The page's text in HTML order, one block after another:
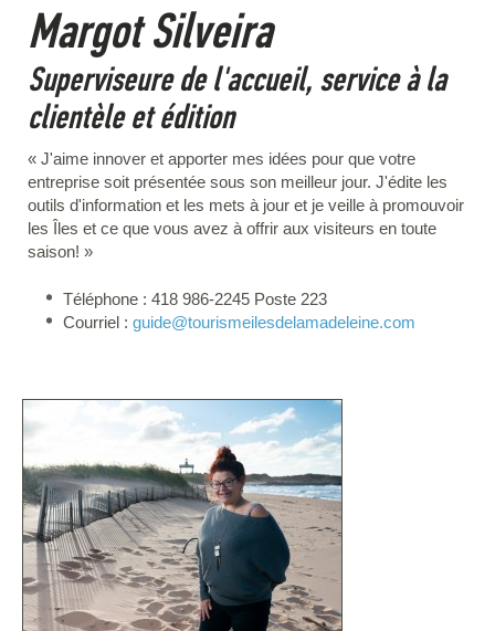
Margot Silveira
Superviseure de l'accueil, service à la
clientèle et édition
« J'aime innover et apporter mes idées pour que votre
entreprise soit présentée sous son meilleur jour. J'édite les
outils d'information et les mets à jour et je veille à promouvoir
les Îles et ce que vous avez à offrir aux visiteurs en toute
saison! »
Téléphone : 418 986-2245 Poste 223
Courriel : guide@tourismeilesdelamadeleine.com